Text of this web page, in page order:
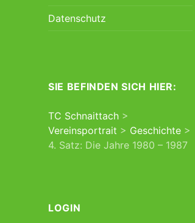
Datenschutz
SIE BEFINDEN SICH HIER:
TC Schnaittach >
Vereinsportrait > Geschichte >
4. Satz: Die Jahre 1980 – 1987
LOGIN